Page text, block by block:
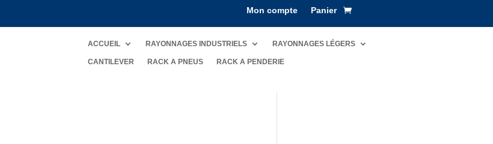
Mon compte Panier
ACCUEIL RAYONNAGES INDUSTRIELS RAYONNAGES LÉGERS
CANTILEVER RACK A PNEUS RACK A PENDERIE